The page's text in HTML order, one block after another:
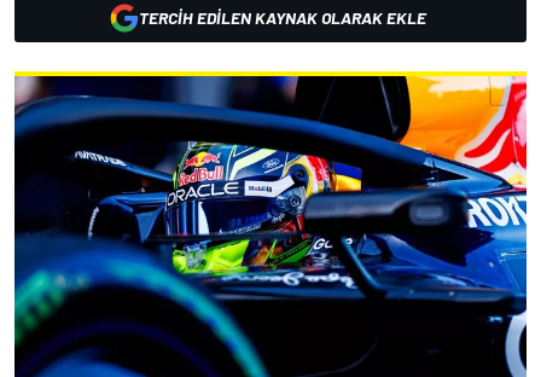
TERCIH EDILEN KAYNAK OLARAK EKLE